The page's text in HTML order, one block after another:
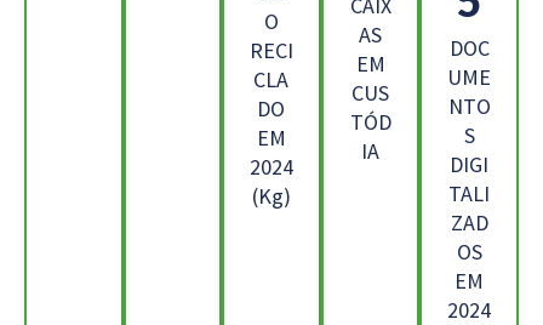
O
RECI
CLA
DO
EM
2024
(Kg)
AS
EM
CUS
TÓD
IA
DOC
UME
NTO
S
DIGI
TALI
ZAD
OS
EM
2024